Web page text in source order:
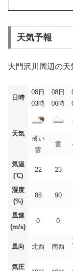
天気予報
大門沢川周辺の天
日時
08日
03時
08日
06時
天気
薄い
雲
雲
気温
(℃)
22 23
湿度
(%)
88 90
風速
(m/s)
0 0
風向 北西 南西
気圧